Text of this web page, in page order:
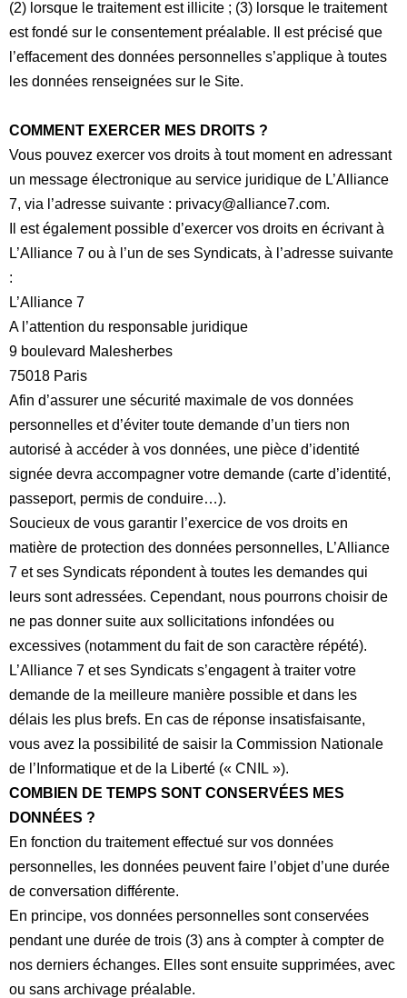
(2) lorsque le traitement est illicite ; (3) lorsque le traitement
est fondé sur le consentement préalable. Il est précisé que
l’effacement des données personnelles s’applique à toutes
les données renseignées sur le Site.
COMMENT EXERCER MES DROITS ?
Vous pouvez exercer vos droits à tout moment en adressant
un message électronique au service juridique de L’Alliance
7, via l’adresse suivante : privacy@alliance7.com.
Il est également possible d’exercer vos droits en écrivant à
L’Alliance 7 ou à l’un de ses Syndicats, à l’adresse suivante
:
L’Alliance 7
A l’attention du responsable juridique
9 boulevard Malesherbes
75018 Paris
Afin d’assurer une sécurité maximale de vos données
personnelles et d’éviter toute demande d’un tiers non
autorisé à accéder à vos données, une pièce d’identité
signée devra accompagner votre demande (carte d’identité,
passeport, permis de conduire…).
Soucieux de vous garantir l’exercice de vos droits en
matière de protection des données personnelles, L’Alliance
7 et ses Syndicats répondent à toutes les demandes qui
leurs sont adressées. Cependant, nous pourrons choisir de
ne pas donner suite aux sollicitations infondées ou
excessives (notamment du fait de son caractère répété).
L’Alliance 7 et ses Syndicats s’engagent à traiter votre
demande de la meilleure manière possible et dans les
délais les plus brefs. En cas de réponse insatisfaisante,
vous avez la possibilité de saisir la Commission Nationale
de l’Informatique et de la Liberté (« CNIL »).
COMBIEN DE TEMPS SONT CONSERVÉES MES
DONNÉES ?
En fonction du traitement effectué sur vos données
personnelles, les données peuvent faire l’objet d’une durée
de conversation différente.
En principe, vos données personnelles sont conservées
pendant une durée de trois (3) ans à compter à compter de
nos derniers échanges. Elles sont ensuite supprimées, avec
ou sans archivage préalable.